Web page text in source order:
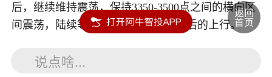
后，继续维持震荡，保持3350-3500点之间的横向区
间震荡，陆续等待量能的进一步放大后的上行。
内容如涉及个股仅供参考，不构成任何投资建议！投资风险自负。
说点啥...